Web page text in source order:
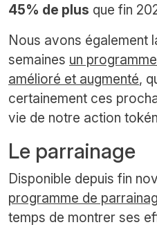
45% de plus que fin
Nous avons également
semaines un
amélioré et augmenté,
certainement ces
vie de notre action
Le parrainage
Disponible depuis fin
programme de
temps de montrer ses